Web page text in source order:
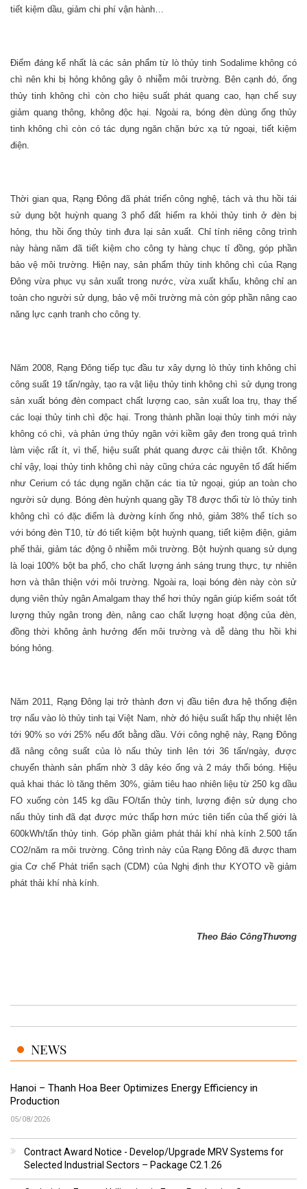
tiết kiệm dầu, giảm chi phí vận hành…
Điểm đáng kể nhất là các sản phẩm từ lò thủy tinh Sodalime không có
chì nên khi bị hỏng không gây ô nhiễm môi trường. Bên cạnh đó, ống
thủy tinh không chì còn cho hiệu suất phát quang cao, hạn chế suy
giảm quang thông, không độc hại. Ngoài ra, bóng đèn dùng ống thủy
tinh không chì còn có tác dụng ngăn chặn bức xạ tử ngoại, tiết kiệm
điện.
Thời gian qua, Rạng Đông đã phát triển công nghệ, tách và thu hồi tái
sử dụng bột huỳnh quang 3 phổ đất hiếm ra khỏi thủy tinh ở đèn bị
hỏng, thu hồi ống thủy tinh đưa lại sản xuất. Chỉ tính riêng công trình
này hàng năm đã tiết kiệm cho công ty hàng chục tỉ đồng, góp phần
bảo vệ môi trường. Hiện nay, sản phẩm thủy tinh không chì của Rạng
Đông vừa phục vụ sản xuất trong nước, vừa xuất khẩu, không chỉ an
toàn cho người sử dụng, bảo vệ môi trường mà còn góp phần nâng cao
năng lực cạnh tranh cho công ty.
Năm 2008, Rạng Đông tiếp tục đầu tư xây dựng lò thủy tinh không chì
công suất 19 tấn/ngày, tạo ra vật liệu thủy tinh không chì sử dụng trong
sản xuất bóng đèn compact chất lượng cao, sản xuất loa trụ, thay thế
các loại thủy tinh chì độc hại. Trong thành phần loại thủy tinh mới này
không có chì, và phản ứng thủy ngân với kiềm gây đen trong quá trình
làm việc rất ít, vì thế, hiệu suất phát quang được cải thiện tốt. Không
chỉ vậy, loại thủy tinh không chì này cũng chứa các nguyên tố đất hiếm
như Cerium có tác dụng ngăn chặn các tia tử ngoại, giúp an toàn cho
người sử dụng. Bóng đèn huỳnh quang gầy T8 được thổi từ lò thủy tinh
không chì có đặc điểm là đường kính ống nhỏ, giảm 38% thể tích so
với bóng đèn T10, từ đó tiết kiệm bột huỳnh quang, tiết kiệm điện, giảm
phế thải, giảm tác động ô nhiễm môi trường. Bột huỳnh quang sử dụng
là loại 100% bột ba phổ, cho chất lượng ánh sáng trung thực, tự nhiên
hơn và thân thiện với môi trường. Ngoài ra, loại bóng đèn này còn sử
dụng viên thủy ngân Amalgam thay thế hơi thủy ngân giúp kiểm soát tốt
lượng thủy ngân trong đèn, nâng cao chất lượng hoạt động của đèn,
đồng thời không ảnh hưởng đến môi trường và dễ dàng thu hồi khi
bóng hỏng.
Năm 2011, Rạng Đông lại trở thành đơn vị đầu tiên đưa hệ thống điện
trợ nấu vào lò thủy tinh tại Việt Nam, nhờ đó hiệu suất hấp thụ nhiệt lên
tới 90% so với 25% nếu đốt bằng dầu. Với công nghệ này, Rạng Đông
đã nâng công suất của lò nấu thủy tinh lên tới 36 tấn/ngày, được
chuyển thành sản phẩm nhờ 3 dây kéo ống và 2 máy thổi bóng. Hiệu
quả khai thác lò tăng thêm 30%, giảm tiêu hao nhiên liệu từ 250 kg dầu
FO xuống còn 145 kg dầu FO/tấn thủy tinh, lượng điện sử dụng cho
nấu thủy tinh đã đạt được mức thấp hơn mức tiên tiến của thế giới là
600kWh/tấn thủy tinh. Góp phần giảm phát thải khí nhà kính 2.500 tấn
CO2/năm ra môi trường. Công trình này của Rạng Đông đã được tham
gia Cơ chế Phát triển sạch (CDM) của Nghị định thư KYOTO về giảm
phát thải khí nhà kính.
Theo Báo CôngThương
NEWS
Hanoi – Thanh Hoa Beer Optimizes Energy Efficiency in
Production
05/08/2026
Contract Award Notice - Develop/Upgrade MRV Systems for
Selected Industrial Sectors – Package C2.1.26